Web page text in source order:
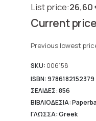
26,60
Original
price
26,60 €.
price
23,93 €.
Previous lowest
SKU: 006158
ISBN: 9786182152379
ΣΕΛΙΔΕΣ: 856
ΒΙΒΛΙΟΔΕΣΙΑ:
ΓΛΩΣΣΑ: Greek